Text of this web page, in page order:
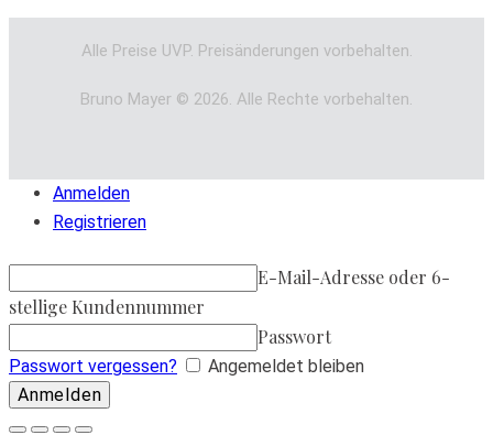
Alle Preise UVP. Preisänderungen vorbehalten.
Bruno Mayer © 2026. Alle Rechte vorbehalten.
Anmelden
Registrieren
E-Mail-Adresse oder 6-
stellige Kundennummer
Passwort
Passwort vergessen? Angemeldet bleiben